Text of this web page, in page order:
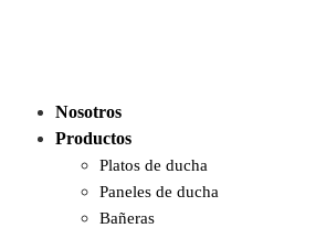
Nosotros
Productos
Platos de ducha
Paneles de ducha
Bañeras